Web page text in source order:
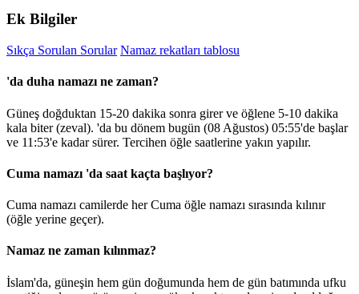
Ek Bilgiler
Sıkça Sorulan Sorular Namaz rekatları tablosu
'da duha namazı ne zaman?
Güneş doğduktan 15-20 dakika sonra girer ve öğlene 5-10 dakika
kala biter (zeval). 'da bu dönem bugün (08 Ağustos) 05:55'de başlar
ve 11:53'e kadar sürer. Tercihen öğle saatlerine yakın yapılır.
Cuma namazı 'da saat kaçta başlıyor?
Cuma namazı camilerde her Cuma öğle namazı sırasında kılınır
(öğle yerine geçer).
Namaz ne zaman kılınmaz?
İslam'da, güneşin hem gün doğumunda hem de gün batımında ufku